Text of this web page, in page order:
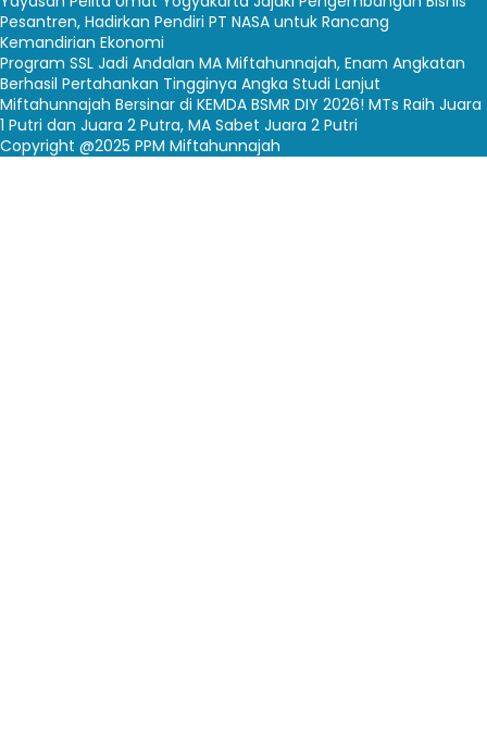
Pesantren, Hadirkan Pendiri PT NASA untuk Rancang
Kemandirian Ekonomi
Program SSL Jadi Andalan MA Miftahunnajah, Enam Angkatan
Berhasil Pertahankan Tingginya Angka Studi Lanjut
Miftahunnajah Bersinar di KEMDA BSMR DIY 2026! MTs Raih Juara
1 Putri dan Juara 2 Putra, MA Sabet Juara 2 Putri
Copyright @2025 PPM Miftahunnajah